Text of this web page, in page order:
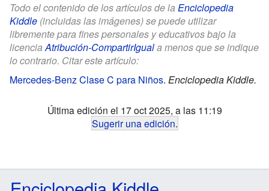
Todo el contenido de los artículos de la Enciclopedia
Kiddle (incluidas las imágenes) se puede utilizar
libremente para fines personales y educativos bajo la
licenciaAtribución-CompartirIguala menos que se indique
lo contrario. Citar este artículo:
Mercedes-Benz Clase C para Niños. Enciclopedia Kiddle.
Última edición el 17 oct 2025, a las 11:19
Sugerir una edición.